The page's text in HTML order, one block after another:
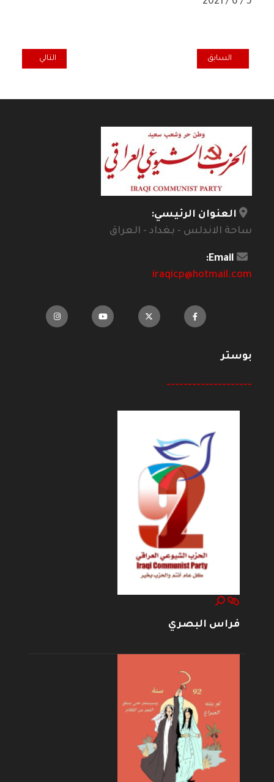
المقال السابق: فوهات غزيرة.. عصفورة عمياء
السابق المقال التالي:
التالي
العنوان الرئيسي:
ساحة الاندلس - بغداد - العراق
Email:
iraqicp@hotmail.com
بوستر
--------------------
فراس البصري